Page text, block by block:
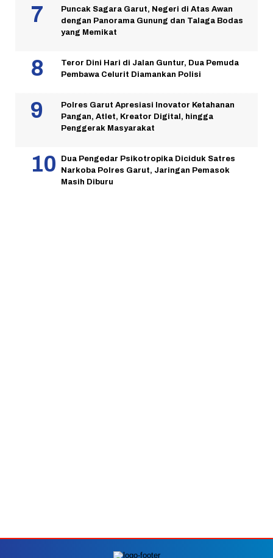
Puncak Sagara Garut, Negeri di Atas Awan
dengan Panorama Gunung dan Talaga Bodas
yang Memikat
Teror Dini Hari di Jalan Guntur, Dua Pemuda
Pembawa Celurit Diamankan Polisi
Polres Garut Apresiasi Inovator Ketahanan
Pangan, Atlet, Kreator Digital, hingga
Penggerak Masyarakat
Dua Pengedar Psikotropika Diciduk Satres
Narkoba Polres Garut, Jaringan Pemasok
Masih Diburu